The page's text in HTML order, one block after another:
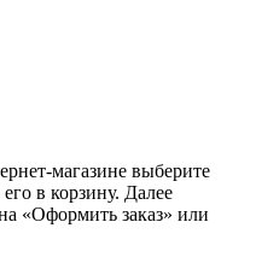
магазине выберите
в корзину. Далее
«Оформить заказ» или